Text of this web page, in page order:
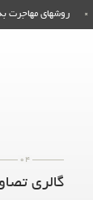
روشهای مهاجرت
04
گالری